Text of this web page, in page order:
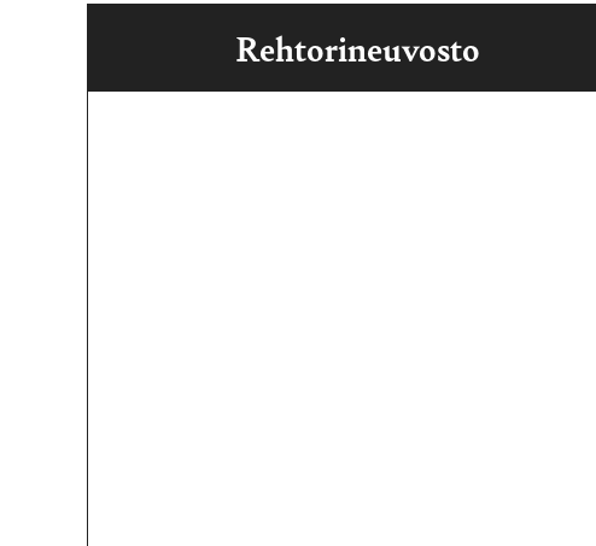
Rehtorineuvosto